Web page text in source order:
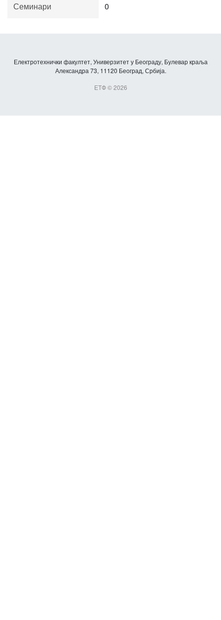
Семинари 0
Електротехнички факултет, Универзитет у Београду, Булевар краља
Александра 73, 11120 Београд, Србија.
ЕТФ © 2026